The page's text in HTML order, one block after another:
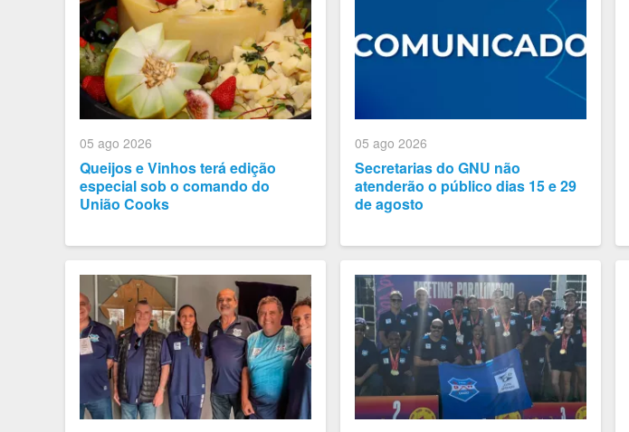
05 ago 2026
Queijos e Vinhos terá edição
especial sob o comando do
União Cooks
05 ago 2026
Secretarias do GNU não
atenderão o público dias 15 e 29
de agosto